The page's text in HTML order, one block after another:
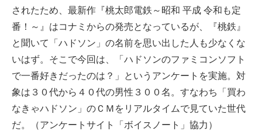
されたため、最新作『桃太郎電鉄～昭和 平成 令和も定
番！～』はコナミからの発売となっているが、『桃鉄』
と聞いて「ハドソン」の名前を思い出した人も少なくな
いはず。そこで今回は、「ハドソンのファミコンソフト
で一番好きだったのは？」というアンケートを実施。対
象は３０代から４０代の男性３００名。すなわち「買わ
なきゃハドソン」のＣＭをリアルタイムで見ていた世代
だ。（アンケートサイト「ボイスノート」協力）